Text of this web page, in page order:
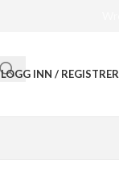
LOGG INN / REGISTRER